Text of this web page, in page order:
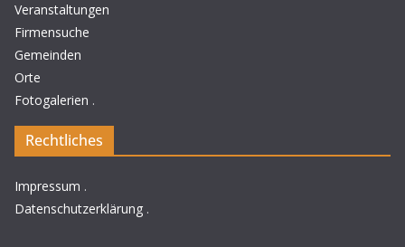
Veranstaltungen
Firmensuche
Gemeinden
Orte
Fotogalerien .
Rechtliches
Impressum .
Datenschutzerklärung .